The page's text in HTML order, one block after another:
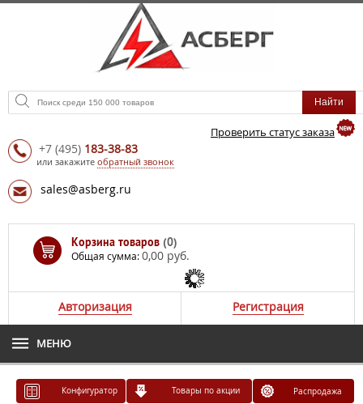
Проверить статус заказа
+7 (495) 183-38-83
или закажите обратный звонок
sales@asberg.ru
Корзина товаров (0)
Общая сумма:0,00 руб.
Авторизация Регистрация
МЕНЮ
Конфигуратор Товары по акции Распродажа